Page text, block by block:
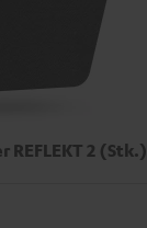
2 (Stk.)